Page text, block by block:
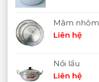
Mâm nhôm
Liên hệ
Nồi lẩu
Liên hệ